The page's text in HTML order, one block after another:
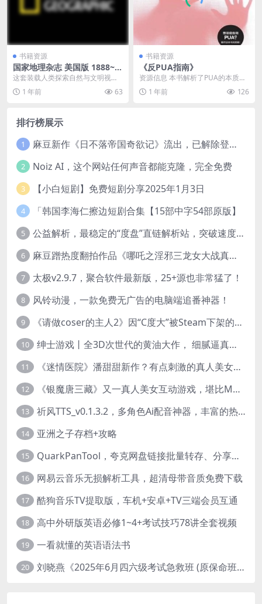
书籍资源
国家地理杂志 美国版 1888~2
024合集 珍藏版
这套装载人类探索自然与文明视觉
记忆的典藏合集，完整收录了自18
88年创刊以来美国...
1 年前 63
书籍资源
《反PUA指南》
资源信息 本书解析了PUA的本质，
拆解了PUA的典型套路并提供了应
对方法，可以帮...
1 年前 126
排行榜展示
1 麻豆新作《日不落帝国奇欲记》流出，已解除登录验证！
2 Noiz AI，这个网站任何声音都能克隆，完全免费
3 【小白短剧】免费短剧分享2025年1月3日
4 「韩国李海仁擦边短剧合集【15部中字54部原版】
5 公益解析，最稳定的“度盘”直链解析站，突破速度限制
6 麻豆蹭热度翻拍作品《哪吒之淫邪三龙女大战真阳魔童》 已上线
7 太极v2.9.7，聚合软件最新版，25+源也非常猛了！
8 风铃动漫，一款免费无广告的电脑端追番神器！
9 《请做coser的主人2》因“C度大”被Steam下架的真人美女互动游戏！
10 绅士游戏丨全3D次世代的黄油大作， 细腻逼真的双人互动狂想曲！
11 《迷情医院》潘甜甜新作？有点刺激的真人美女互动游戏
12 《银魔唐三藏》又一真人美女互动游戏，堪比M豆！
13 祈风TTS_v0.1.3.2，多角色Ai配音神器，丰富的热门音色
14 亚洲之子存档+攻略
15 QuarkPanTool，夸克网盘链接批量转存、分享和下载工具
16 网易云音乐无损解析工具，超清母带音质免费下载
17 酷狗音乐TV提取版，车机+安卓+TV三端会员互通
18 高中外研版英语必修1~4+考试技巧78讲全套视频
19 一看就懂的英语语法书
20 刘晓燕《2025年6月四六级考试急救班 (原保命班) 》(四级完结+六级写译、阅读)